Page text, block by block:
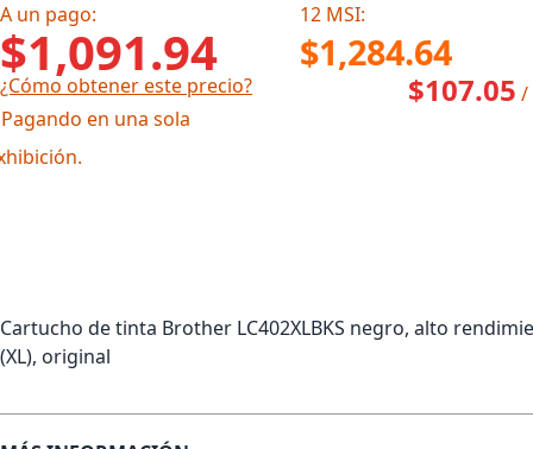
A un pago: 12 MSI:
$1,091.94 $1,284.64
¿Cómo obtener este precio?
en una sola
$107.05 /
Cartucho de tinta Brother LC402XLBKS negro, alto
(XL), original